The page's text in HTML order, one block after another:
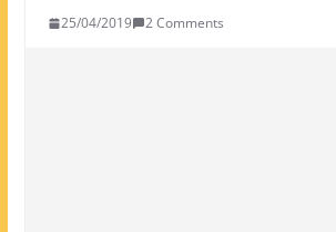
25/04/2019 2 Comments